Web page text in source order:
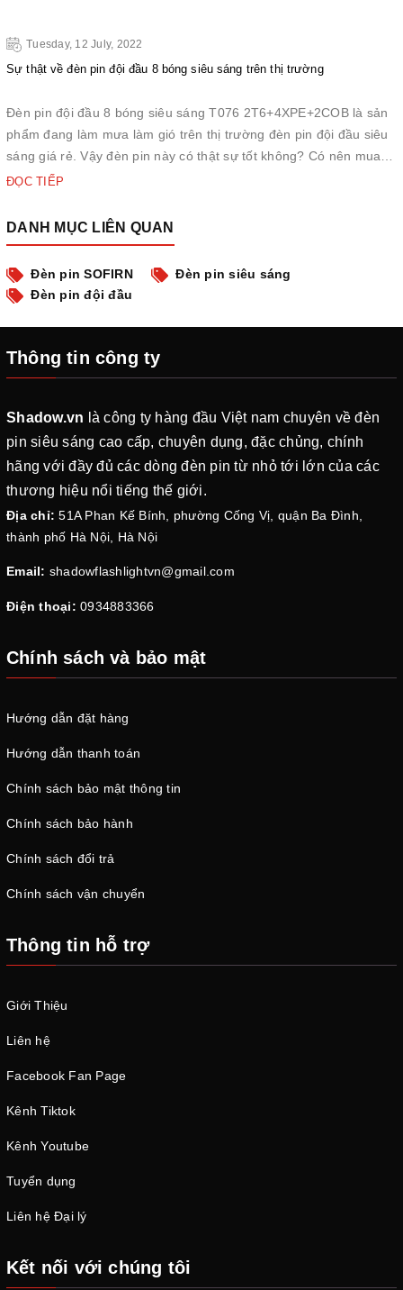
Tuesday, 12 July, 2022
Sự thật về đèn pin đội đầu 8 bóng siêu sáng trên thị trường
Đèn pin đội đầu 8 bóng siêu sáng T076 2T6+4XPE+2COB là sản
phẩm đang làm mưa làm gió trên thị trường đèn pin đội đầu siêu
sáng giá rẻ. Vậy đèn pin này có thật sự tốt không? Có nên mua
loại đèn pin này không? Cùng Shadow tìm hiểu qua bài viết này
ĐỌC TIẾP
DANH MỤC LIÊN QUAN
Đèn pin SOFIRN
Đèn pin siêu sáng
Đèn pin đội đầu
Thông tin công ty
Shadow.vn là công ty hàng đầu Việt nam chuyên về đèn
pin siêu sáng cao cấp, chuyên dụng, đặc chủng, chính
hãng với đầy đủ các dòng đèn pin từ nhỏ tới lớn của các
thương hiệu nổi tiếng thế giới.
Địa chỉ: 51A Phan Kế Bính, phường Cống Vị, quận Ba Đình,
thành phố Hà Nội, Hà Nội
Email: shadowflashlightvn@gmail.com
Điện thoại: 0934883366
Chính sách và bảo mật
Hướng dẫn đặt hàng
Hướng dẫn thanh toán
Chính sách bảo mật thông tin
Chính sách bảo hành
Chính sách đổi trả
Chính sách vận chuyển
Thông tin hỗ trợ
Giới Thiệu
Liên hệ
Facebook Fan Page
Kênh Tiktok
Kênh Youtube
Tuyển dụng
Liên hệ Đại lý
Kết nối với chúng tôi